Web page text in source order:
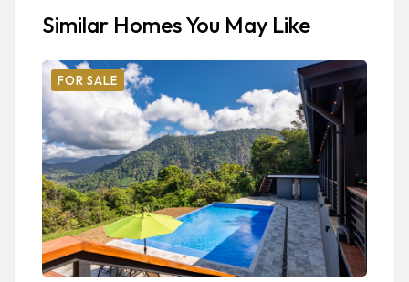
Similar Homes You May Like
FOR SALE